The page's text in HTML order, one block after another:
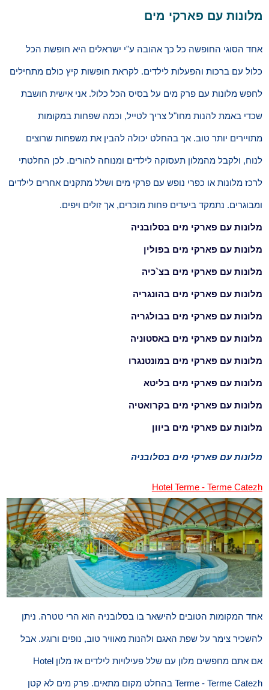
מלונות עם פארקי מים
אחד הסוגי החופשה כל כך אהובה ע"י ישראלים היא חופשת הכל
כלול עם ברכות והפעלות לילדים. לקראת חופשות קיץ כולם מתחילים
לחפש מלונות עם פרק מים על בסיס הכל כלול. אני אישית חושבת
שכדי באמת להנות מחו"ל צריך לטייל, וכמה שפחות במקומות
מתויירים יותר טוב. אך בהחלט יכולה להבין את משפחות שרוצים
לנוח, ולקבל מהמלון תעסוקה לילדים ומנוחה להורים. לכן החלטתי
לרכז מלונות או כפרי נופש עם פרקי מים ושלל מתקנים אחרים לילדים
ומבוגרים. נתמקד ביעדים פחות מוכרים, אך זולים ויפים.
מלונות עם פארקי מים בסלובניה
מלונות עם פארקי מים בפולין
מלונות עם פארקי מים בצ`כיה
מלונות עם פארקי מים בהונגריה
מלונות עם פארקי מים בבולגריה
מלונות עם פארקי מים באסטוניה
מלונות עם פארקי מים במונטנגרו
מלונות עם פארקי מים בליטא
מלונות עם פארקי מים בקרואטיה
מלונות עם פארקי מים ביוון
מלונות עם פארקי מים בסלובניה
Hotel Terme - Terme Catezh
אחד המקומות הטובים להישאר בו בסלובניה הוא הרי טטרה. ניתן
להשכיר צימר על שפת האגם ולהנות מאוויר טוב, נופים ורוגע. אבל
אם אתם מחפשים מלון עם שלל פעילויות לילדים אז מלון Hotel
Terme - Terme Catezh בהחלט מקום מתאים. פרק מים לא קטן